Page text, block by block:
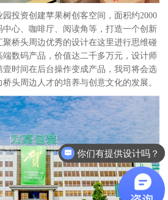
投资创建苹果树创客空间，面积约2000
心、咖啡厅、阅读角等，打造一个创新
桥头周边优秀的设计在这里进行思维碰
数码产品，价值达二千多万元，设计师
时间在后台操作变成产品，我司将会选
头周边人才的培养与创意文化的发展。
你们有提供设计吗？